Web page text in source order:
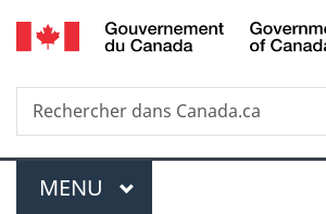
Passer
au
principal
Recherche
Rechercher
dans
Menu
MENU PRINCIPAL